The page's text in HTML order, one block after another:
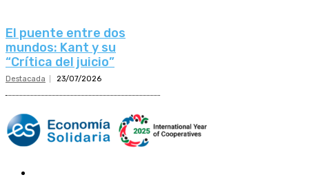
El puente entre dos
mundos: Kant y su
“Crítica del juicio”
Destacada 23/07/2026